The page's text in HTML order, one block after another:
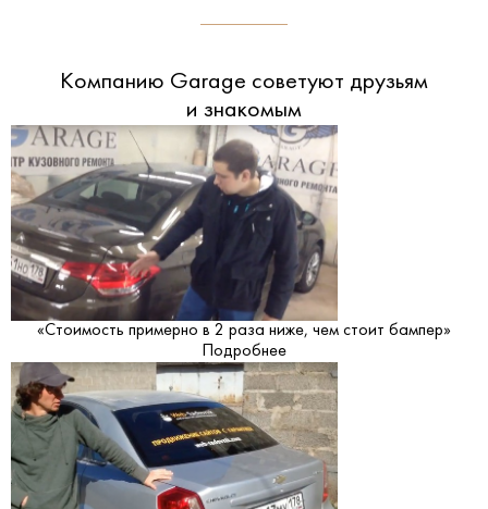
Компанию Garage советуют друзьям
и знакомым
«Стоимость примерно в 2 раза ниже, чем стоит бампер»
Подробнее